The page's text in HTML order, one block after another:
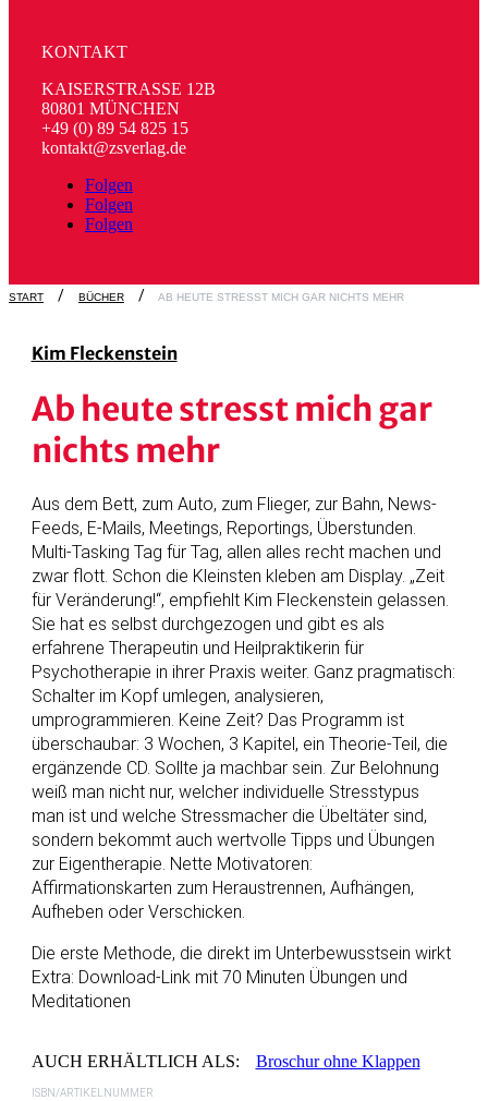
KONTAKT
KAISERSTRASSE 12B
80801 MÜNCHEN
+49 (0) 89 54 825 15
kontakt@zsverlag.de
Folgen
Folgen
Folgen
START BÜCHER AB HEUTE STRESST MICH GAR NICHTS MEHR
Kim Fleckenstein
Ab heute stresst mich gar
nichts mehr
Aus dem Bett, zum Auto, zum Flieger, zur Bahn, News-
Feeds, E-Mails, Meetings, Reportings, Überstunden.
Multi-Tasking Tag für Tag, allen alles recht machen und
zwar flott. Schon die Kleinsten kleben am Display. „Zeit
für Veränderung!“, empfiehlt Kim Fleckenstein gelassen.
Sie hat es selbst durchgezogen und gibt es als
erfahrene Therapeutin und Heilpraktikerin für
Psychotherapie in ihrer Praxis weiter. Ganz pragmatisch:
Schalter im Kopf umlegen, analysieren,
umprogrammieren. Keine Zeit? Das Programm ist
überschaubar: 3 Wochen, 3 Kapitel, ein Theorie-Teil, die
ergänzende CD. Sollte ja machbar sein. Zur Belohnung
weiß man nicht nur, welcher individuelle Stresstypus
man ist und welche Stressmacher die Übeltäter sind,
sondern bekommt auch wertvolle Tipps und Übungen
zur Eigentherapie. Nette Motivatoren:
Affirmationskarten zum Heraustrennen, Aufhängen,
Aufheben oder Verschicken.
Die erste Methode, die direkt im Unterbewusstsein wirkt
Extra: Download-Link mit 70 Minuten Übungen und
Meditationen
AUCH ERHÄLTLICH ALS: Broschur ohne Klappen
ISBN/ARTIKELNUMMER